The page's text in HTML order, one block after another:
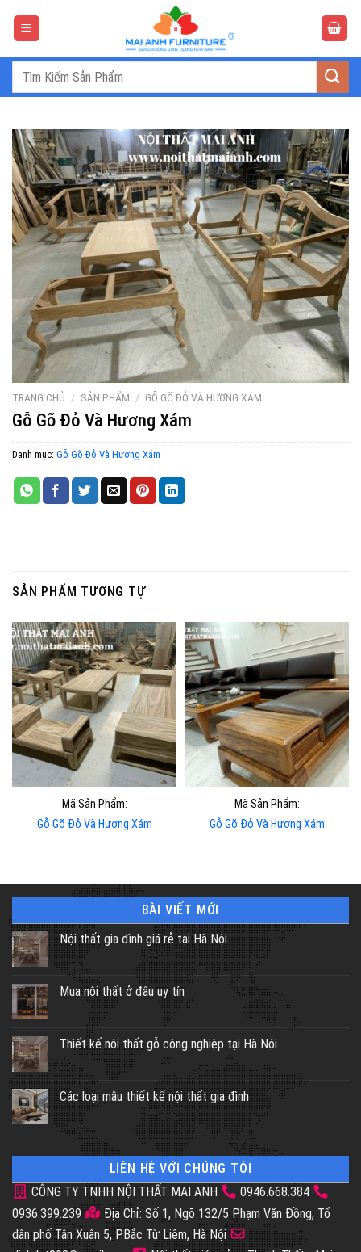
Tìm
TRANG CHỦ / SẢN PHẨM / GỖ GÕ ĐỎ VÀ HƯƠNG XÁM
Gỗ Gõ Đỏ Và Hương Xám
Danh mục: Gỗ Gõ Đỏ Và Hương Xám
SẢN PHẨM TƯƠNG TỰ
Mã Sản Phẩm:
Gỗ Gõ Đỏ Và Hương Xám
Mã Sản Phẩm:
Gỗ Gõ Đỏ Và Hương Xám
BÀI VIẾT MỚI
Nội thất gia đình giá rẻ tại Hà Nội
Mua nội thất ở đâu uy tín
Thiết kế nội thất gỗ công nghiệp tại Hà Nội
Các loại mẫu thiết kế nội thất gia đình
LIÊN HỆ VỚI CHÚNG TÔI
CÔNG TY TNHH NỘI THẤT MAI ANH
0946.668.384
0936.399.239
Địa Chỉ: Số 1, Ngõ 132/5 Phạm Văn Đồng, Tổ
dân phố Tân Xuân 5, P.Bắc Từ Liêm, Hà Nội